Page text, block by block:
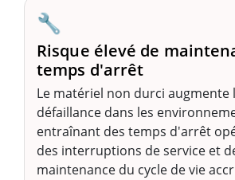
🔧
Risque élevé de
temps d'arrêt
Le matériel non durci augmente
défaillance dans les
entraînant des temps d'arrêt
des interruptions de service et
maintenance du cycle de vie